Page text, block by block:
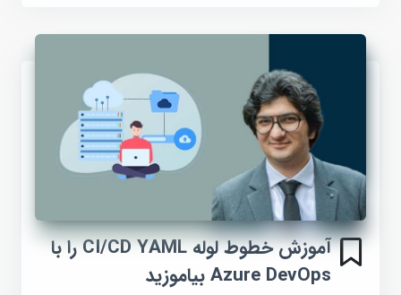
آموزش خطوط لوله CI/CD YAML را با
Azure DevOps بیاموزید